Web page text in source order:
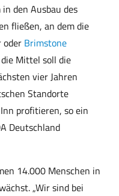
den Ausbau des
fließen, an dem die
oder Brimstone
Mittel soll die
vier Jahren
Standorte
profitieren, so ein
Deutschland
14.000 Menschen in
„Wir sind bei